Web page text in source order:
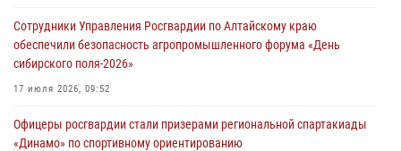
Сотрудники Управления Росгвардии по Алтайскому краю
обеспечили безопасность агропромышленного форума «День
сибирского поля-2026»
17 июля 2026, 09:52
Офицеры росгвардии стали призерами региональной спартакиады
«Динамо» по спортивному ориентированию